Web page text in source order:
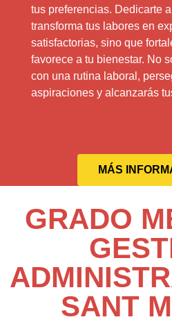
tus preferencias. Dedicarte
transforma tus labores en
satisfactorias, sino que
favorece a tu bienestar. No
con una rutina laboral,
aspiraciones y alcanzarás
MÁS
GRADO
SANT